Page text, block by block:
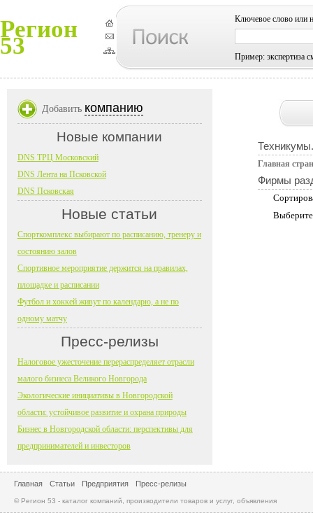
Регион
53
Ключевое слово или
Пример: экспертиза
Главная
Фирмы
Добавить компанию
Новые компании
DNS ТРЦ Московский
DNS Лента на Псковской
DNS Псковская
Новые статьи
Спорткомплекс выбирают по расписанию, тренеру и
состоянию залов
Спортивное мероприятие держится на правилах,
площадке и расписании
Футбол и хоккей живут по календарю, а не по
одному матчу
Пресс-релизы
Налоговое ужесточение перераспределяет отрасли
малого бизнеса Великого Новгорода
Экологические инициативы в Новгородской
области: устойчивое развитие и охрана природы
Бизнес в Новгородской области: перспективы для
предпринимателей и инвесторов
Главная Статьи Предприятия Пресс-релизы
© Регион 53 - каталог компаний, производители товаров и услуг, объявления